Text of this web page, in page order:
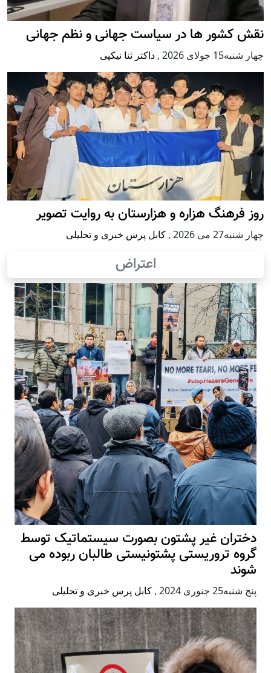
نقش کشور ها در سیاست جهانی و نظم جهانی
چهار شنبه15 جولای 2026 , داکتر ثنا نیکپی
روز فرهنگ هزاره و هزارستان به روایت تصویر
چهار شنبه27 می 2026 , کابل پرس خبری و تحلیلی
اعتراض
دختران غیر پشتون بصورت سیستماتیک توسط
گروه تروریستی پشتونیستی طالبان ربوده می
شوند
پنج شنبه25 جنوری 2024 , کابل پرس خبری و تحلیلی